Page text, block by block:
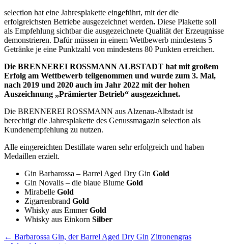
selection hat eine Jahresplakette eingeführt, mit der die
erfolgreichsten Betriebe ausgezeichnet werden. Diese Plakette soll
als Empfehlung sichtbar die ausgezeichnete Qualität der Erzeugnisse
demonstrieren. Dafür müssen in einem Wettbewerb mindestens 5
Getränke je eine Punktzahl von mindestens 80 Punkten erreichen.
Die BRENNEREI ROSSMANN ALBSTADT hat mit großem
Erfolg am Wettbewerb teilgenommen und wurde zum 3. Mal,
nach 2019 und 2020 auch im Jahr 2022 mit der hohen
Auszeichnung „Prämierter Betrieb“ ausgezeichnet.
Die BRENNEREI ROSSMANN aus Alzenau-Albstadt ist
berechtigt die Jahresplakette des Genussmagazin selection als
Kundenempfehlung zu nutzen.
Alle eingereichten Destillate waren sehr erfolgreich und haben
Medaillen erzielt.
Gin Barbarossa – Barrel Aged Dry Gin Gold
Gin Novalis – die blaue Blume Gold
Mirabelle Gold
Zigarrenbrand Gold
Whisky aus EmmerGold
Whisky aus Einkorn Silber
Beitrags-
← Barbarossa Gin, der Barrel Aged Dry Gin Zitronengras